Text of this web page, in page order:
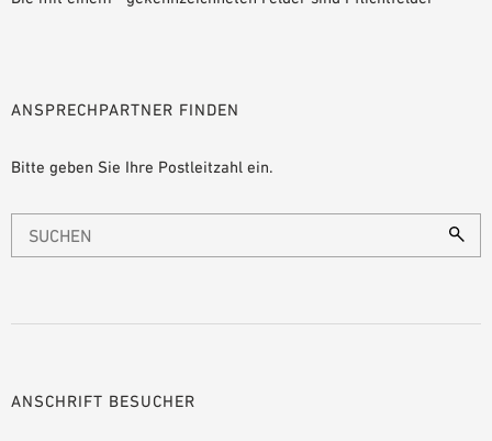
ANSPRECHPARTNER FINDEN
Bitte geben Sie Ihre Postleitzahl ein.
ANSCHRIFT BESUCHER